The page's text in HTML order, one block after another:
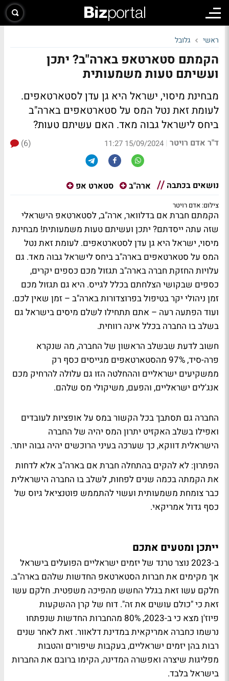
ראשי גלובל
הקמתם סטארטאפ בארה"ב? יתכן
ועשיתם טעות משמעותית
מבחינת מיסוי, ישראל היא גן עדן לסטארטאפים.
לעומת זאת נטל המס על סטארטאפים בארה"ב
ביחס לישראל גבוה מאד. האם עשיתם טעות?
ד"ר אדם רויטר |
15/09/2024 11:27
(6)
נושאים בכתבה ארה"ב סטארט אפ
צילום: אדם רויטר
הקמתם חברת אם בדלוואר, ארה"ב, לסטארטאפ הישראלי
שזה עתה ייסדתם? יתכן ועשיתם טעות משמעותית! מבחינת
מיסוי, ישראל היא גן עדן לסטארטאפים. לעומת זאת נטל
המס על סטארטאפים בארה"ב ביחס לישראל גבוה מאד. גם
עלויות החזקת חברה בארה"ב תגזול מכם כספים יקרים,
כספים שבקושי הצלחתם בכלל לגייס. היא גם תגזול מכם
זמן ניהולי יקר בטיפול בפרוצדורות בארה"ב – זמן שאין לכם.
ועוד הפתעה רעה – אתם תתחילו לשלם מיסים בישראל גם
בשלב בו החברה בכלל אינה רווחית.
חשוב לדעת שבשלב הראשון של החברה, מה שנקרא
פרה-סיד, 97% מהסטארטאפים מגייסים כסף רק
ממשקיעים ישראליים וההחלטה הזו גם עלולה להרחיק מכם
אנג'לים ישראליים, והפעם, משיקולי מס שלהם.
החברה גם תסתבך בכל הקשור במס על אופציות לעובדים
ואפילו בשלב האקזיט יתרון המס יהיה של החברה
הישראלית דווקא, כך שערכה בעיני הרוכשים יהיה גבוה יותר.
הפתרון: לא להקים בהתחלה חברת אם בארה"ב אלא לדחות
את הקמתה בכמה שנים לפחות, לשלב בו החברה הישראלית
כבר צומחת משמעותית ועשוי להתממש פוטנציאל גיוס של
כסף גדול אמריקאי.
ייתכן ומטעים אתכם
ב-2023 נוצר טרנד של יזמים ישראליים הפועלים בישראל
אך מקימים את חברות הסטארטאפ החדשות שלהם בארה"ב.
חלקם עשו זאת בגלל החשש מהפיכה משפטית. חלקם עשו
זאת כי "כולם עושים את זה". דוח של קרן ההשקעות
פיוז'ן מצא כי ב-2023, 80% מהחברות החדשות שנפתחו
נרשמו כחברה אמריקאית במדינת דלאוור. זאת לאחר שנים
רבות בהן יזמים ישראליים, בעקבות שיפורים והטבות
מפליגות שיצרה ואפשרה המדינה, הקימו ברובם את החברות
בישראל בלבד.